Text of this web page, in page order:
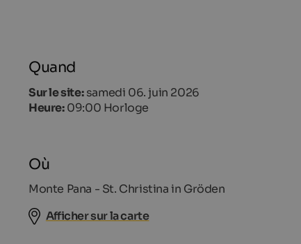
Quand
Sur le site:samedi 06. juin 2026
Heure:09:00 Horloge
Où
Monte Pana - St. Christina in Gröden
Afficher sur la carte